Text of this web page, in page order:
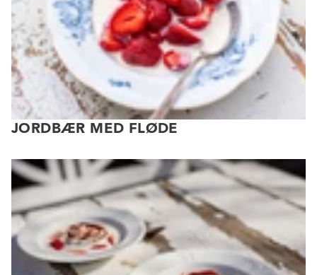
JORDBÆR MED FLØDE